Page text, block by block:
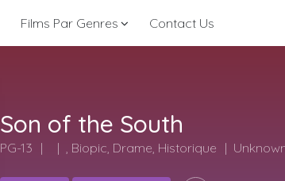
Films Par Genres Contact Us
Son of the South
PG-13 , Biopic, Drame, Historique